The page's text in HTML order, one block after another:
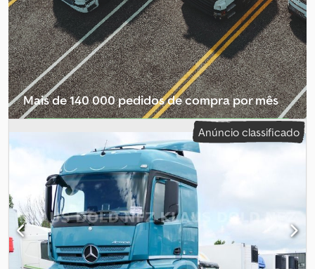
Ano de fabrico:2015
, *TERCEIRO EIXO ELEVÁVEL E DIRECIONAL,
SUSPENSÃO PNEUMÁTICA INTEGRAL. Djdezh Erfjpfx Akzskr
Mais de 140 000 pedidos de compra por mês
Selecionar pacote de revendedorAnúncio classificado